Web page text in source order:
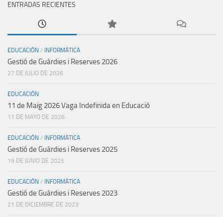
ENTRADAS RECIENTES
EDUCACIÓN / INFORMÁTICA
Gestió de Guàrdies i Reserves 2026
27 DE JULIO DE 2026
EDUCACIÓN
11 de Maig 2026 Vaga Indefinida en Educació
11 DE MAYO DE 2026
EDUCACIÓN / INFORMÁTICA
Gestió de Guàrdies i Reserves 2025
19 DE JUNIO DE 2025
EDUCACIÓN / INFORMÁTICA
Gestió de Guàrdies i Reserves 2023
21 DE DICIEMBRE DE 2023